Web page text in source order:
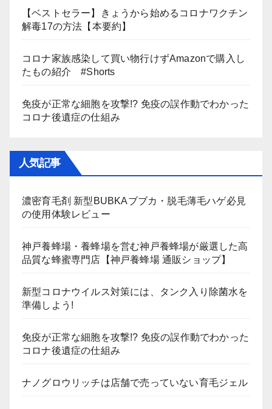
【ベストセラー】きょうから始めるコロナワクチン
解毒17の方法【本要約】
コロナ家族感染して買い物行けずAmazonで購入し
たもの紹介 #Shorts
免疫が正常な細胞を攻撃!? 免疫の誤作動でわかった
コロナ後遺症の仕組み
人気記事
濃密育毛剤 新型BUBKAブブカ・脱毛薄毛ハゲ必見
の使用体験レビュー
神戸養蜂場・養蜂場を営む神戸養蜂場が厳選した高
品質な蜂蜜専門店【神戸養蜂場 通販ショップ】
新型コロナウイルス対策には、タンク入り除菌水を
準備しよう!
免疫が正常な細胞を攻撃!? 免疫の誤作動でわかった
コロナ後遺症の仕組み
ナノグロウリッチは店舗で売っていない育毛ジェル